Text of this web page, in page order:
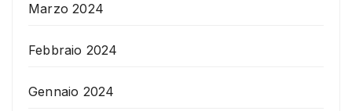
Marzo 2024
Febbraio 2024
Gennaio 2024